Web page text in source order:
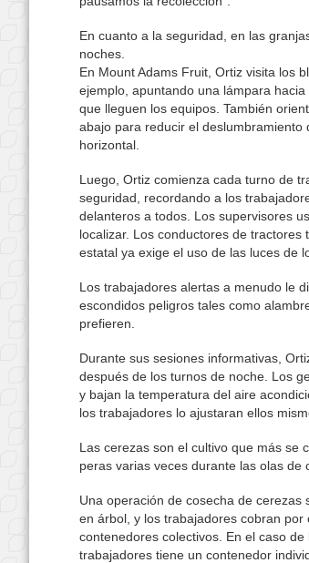
En cuanto a la seguridad, en las
noches.
En Mount Adams Fruit, Ortiz visita los
ejemplo, apuntando una lámpara
que lleguen los equipos. También
abajo para reducir el
horizontal.
Luego, Ortiz comienza cada turno de
seguridad, recordando a los
delanteros a todos. Los supervisores
localizar. Los conductores de
estatal ya exige el uso de las luces de
Los trabajadores alertas a menudo le
escondidos peligros tales como
prefieren.
Durante sus sesiones informativas,
después de los turnos de noche. Los
y bajan la temperatura del aire
los trabajadores lo ajustaran ellos
Las cerezas son el cultivo que más se
peras varias veces durante las olas de
Una operación de cosecha de
en árbol, y los trabajadores cobran
contenedores colectivos. En el caso
trabajadores tiene un contenedor